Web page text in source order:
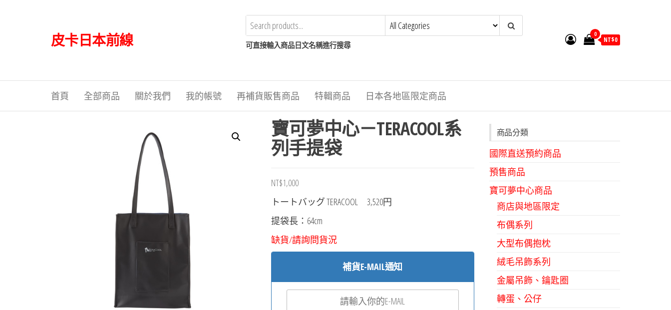
皮卡日本前線 可直接輸入商品日文名稱進行搜尋
0
NT$0
首頁 全部商品 關於我們 我的帳號 再補貨販售商品 特輯商品 日本各地區限定商品
寶可夢中心－TERACOOL系
列手提袋
NT$1,000
トートバッグ TERACOOL 3,520円
提袋長：64cm
缺貨/請詢問貨況
補貨E-MAIL通知
商品分類
國際直送預約商品
預售商品
寶可夢中心商品
商店與地區限定
布偶系列
大型布偶抱枕
絨毛吊飾系列
金屬吊飾、鑰匙圈
轉蛋、公仔